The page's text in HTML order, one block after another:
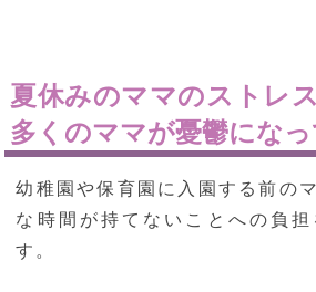
夏休みのママのストレ
多くのママが憂鬱にな
幼稚園や保育園に入園する前の
な時間が持てないことへの負担
す。